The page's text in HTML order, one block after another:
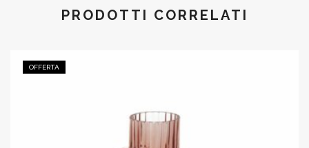
PRODOTTI CORRELATI
OFFERTA